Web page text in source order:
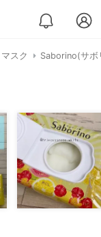
スク Saborino(サボ